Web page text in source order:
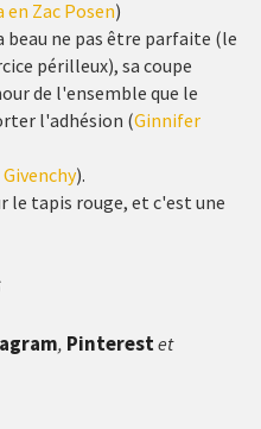
Zac Posen)
beau ne pas être parfaite (le
périlleux), sa coupe
de l'ensemble que le
l'adhésion (Ginnifer
).
le tapis rouge, et c'est une
, Pinterestet